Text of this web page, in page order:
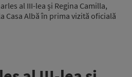
al III-lea și Regina Camilla,
Casa Albă în prima vizită oficială